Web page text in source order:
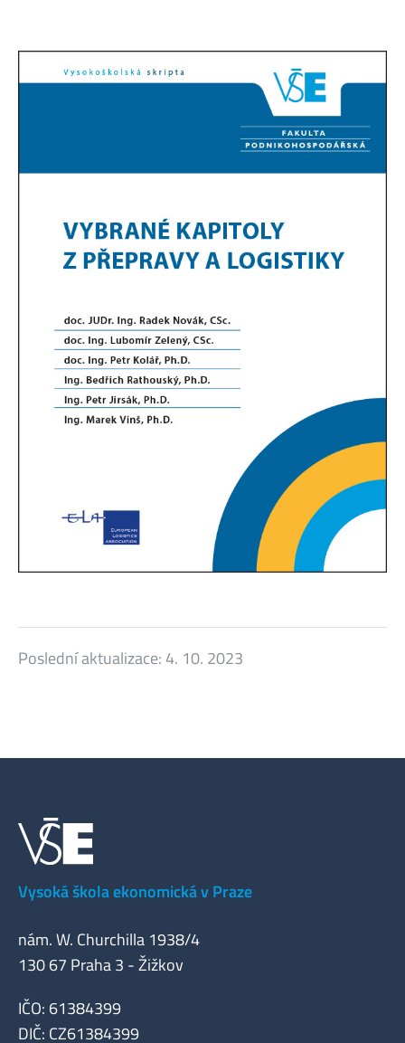
Poslední aktualizace:4. 10. 2023
Vysoká škola ekonomická v Praze
nám. W. Churchilla 1938/4
130 67 Praha 3 - Žižkov
IČO: 61384399
DIČ: CZ61384399